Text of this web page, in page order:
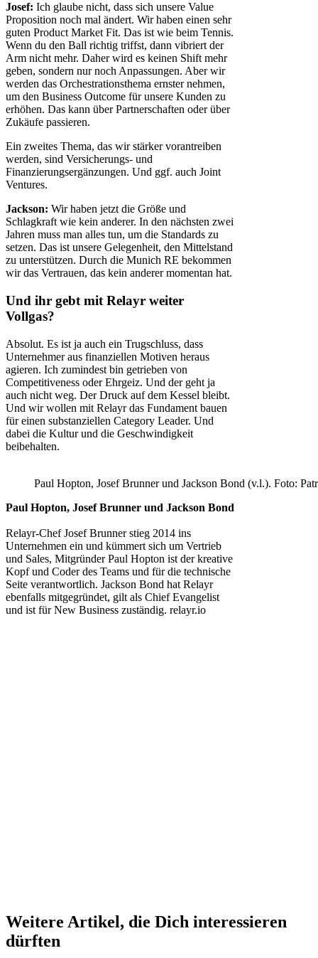
Josef: Ich glaube nicht, dass sich unsere Value
Proposition noch mal ändert. Wir haben einen sehr
guten Product Market Fit. Das ist wie beim Tennis.
Wenn du den Ball richtig triffst, dann vibriert der
Arm nicht mehr. Daher wird es keinen Shift mehr
geben, sondern nur noch Anpassungen. Aber wir
werden das Orchestrationsthema ernster nehmen,
um den Business Outcome für unsere Kunden zu
erhöhen. Das kann über Partnerschaften oder über
Zukäufe passieren.
Ein zweites Thema, das wir stärker vorantreiben
werden, sind Versicherungs- und
Finanzierungsergänzungen. Und ggf. auch Joint
Ventures.
Jackson: Wir haben jetzt die Größe und
Schlagkraft wie kein anderer. In den nächsten zwei
Jahren muss man alles tun, um die Standards zu
setzen. Das ist unsere Gelegenheit, den Mittelstand
zu unterstützen. Durch die Munich RE bekommen
wir das Vertrauen, das kein anderer momentan hat.
Und ihr gebt mit Relayr weiter
Vollgas?
Absolut. Es ist ja auch ein Trugschluss, dass
Unternehmer aus finanziellen Motiven heraus
agieren. Ich zumindest bin getrieben von
Competitiveness oder Ehrgeiz. Und der geht ja
auch nicht weg. Der Druck auf dem Kessel bleibt.
Und wir wollen mit Relayr das Fundament bauen
für einen substanziellen Category Leader. Und
dabei die Kultur und die Geschwindigkeit
beibehalten.
Paul Hopton, Josef Brunner und Jackson Bond (v.l.). Foto:
Paul Hopton, Josef Brunner und Jackson Bond
Relayr-Chef Josef Brunner stieg 2014 ins
Unternehmen ein und kümmert sich um Vertrieb
und Sales, Mitgründer Paul Hopton ist der kreative
Kopf und Coder des Teams und für die technische
Seite verantwortlich. Jackson Bond hat Relayr
ebenfalls mitgegründet, gilt als Chief Evangelist
und ist für New Business zuständig. relayr.io
Weitere Artikel, die Dich interessieren
dürften